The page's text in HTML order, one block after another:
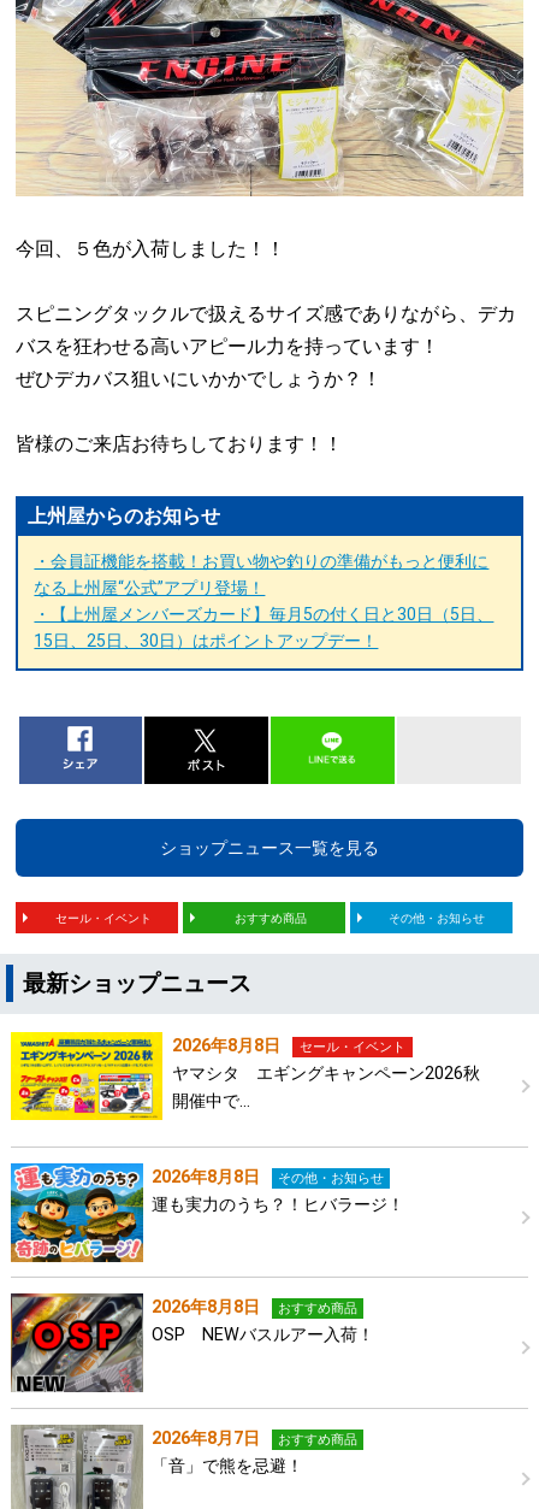
今回、５色が入荷しました！！
スピニングタックルで扱えるサイズ感でありながら、デカ
バスを狂わせる高いアピール力を持っています！
ぜひデカバス狙いにいかかでしょうか？！
皆様のご来店お待ちしております！！
上州屋からのお知らせ
・会員証機能を搭載！お買い物や釣りの準備がもっと便利に
なる上州屋“公式”アプリ登場！
・【上州屋メンバーズカード】毎月5の付く日と30日（5日、
15日、25日、30日）はポイントアップデー！
ショップニュース一覧を見る
セール・イベント おすすめ商品 その他・お知らせ
最新ショップニュース
2026年8月8日 セール・イベント
ヤマシタ エギングキャンペーン2026秋
開催中で…
2026年8月8日 その他・お知らせ
運も実力のうち？！ヒバラージ！
2026年8月8日 おすすめ商品
OSP NEWバスルアー入荷！
2026年8月7日 おすすめ商品
「音」で熊を忌避！